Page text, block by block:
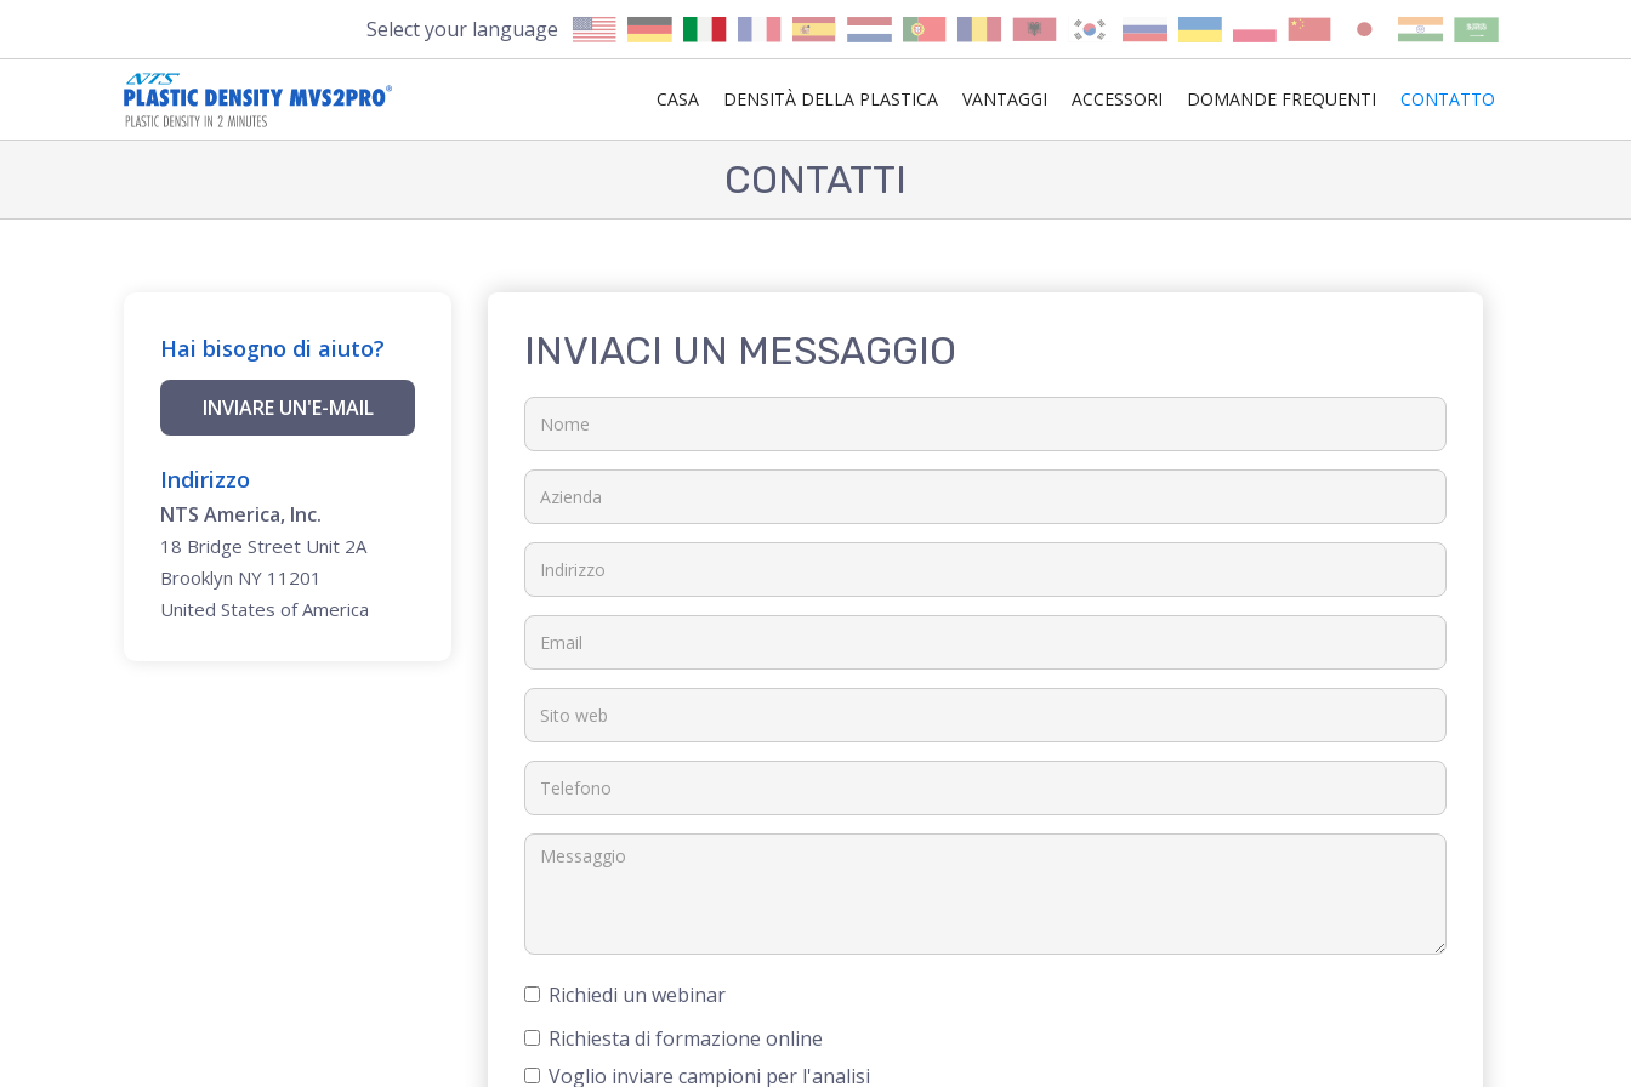
Select your language
CASA DENSITÀ DELLA PLASTICA VANTAGGI ACCESSORI DOMANDE FREQUENTI CONTATTO
CONTATTI
Hai bisogno di aiuto?
INVIARE UN'E-MAIL
Indirizzo
NTS America, Inc.
18 Bridge Street Unit 2A
Brooklyn NY 11201
United States of America
INVIACI UN MESSAGGIO
Richiedi un webinar
Richiesta di formazione online
Voglio inviare campioni per l'analisi